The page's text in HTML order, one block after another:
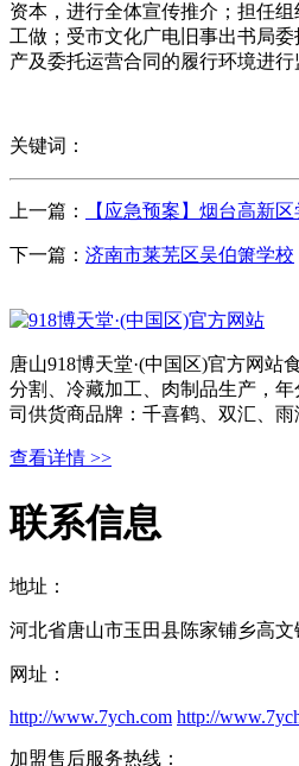
资本，进行全体宣传推介；担任
工做；受市文化广电旧事出书局
产及委托运营合同的履行环境进行
关键词：
上一篇： 【应急预案】烟台高新
下一篇： 济南市莱芜区吴伯箫学校
唐山918博天堂·(中国区)官方网站
分割、冷藏加工、肉制品生产，
司供货商品牌：千喜鹤、双汇、
查看详情 >>
联系信息
地址：
河北省唐山市玉田县陈家铺乡高文
网址：
http://www.7ych.com http://
加盟售后服务热线：